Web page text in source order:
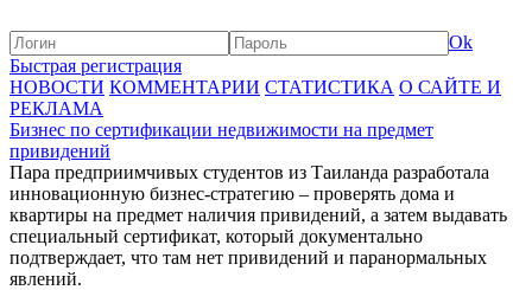
Ok
Быстрая регистрация
НОВОСТИ КОММЕНТАРИИ СТАТИСТИКА О САЙТЕ И
РЕКЛАМА
Бизнес по сертификации недвижимости на предмет
привидений
Пара предприимчивых студентов из Таиланда разработала
инновационную бизнес-стратегию – проверять дома и
квартиры на предмет наличия привидений, а затем выдавать
специальный сертификат, который документально
подтверждает, что там нет привидений и паранормальных
явлений.